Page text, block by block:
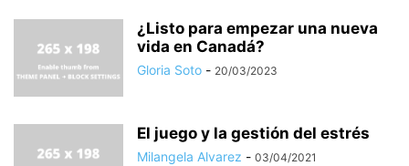
¿Listo para empezar una nueva
vida en Canadá?
Gloria Soto - 20/03/2023
El juego y la gestión del estrés
Milangela Alvarez - 03/04/2021